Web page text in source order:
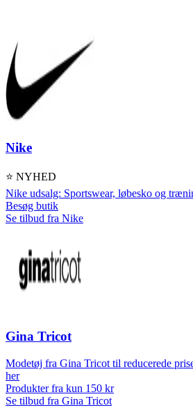
Nike
⭐ NYHED
Nike udsalg: Sportswear, løbesko og
Besøg butik
Se tilbud fra Nike
Gina Tricot
Modetøj fra Gina Tricot til reducerede
her
Produkter fra kun 150 kr
Se tilbud fra Gina Tricot